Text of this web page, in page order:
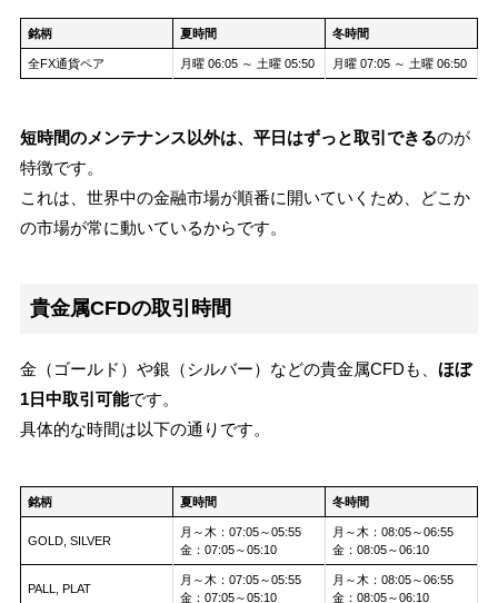
銘柄 夏時間 冬時間
全FX通貨ペア 月曜 06:05 ～ 土曜 05:50 月曜 07:05 ～ 土曜 06:50
短時間のメンテナンス以外は、平日はずっと取引できるのが
特徴です。
これは、世界中の金融市場が順番に開いていくため、どこか
の市場が常に動いているからです。
貴金属CFDの取引時間
金（ゴールド）や銀（シルバー）などの貴金属CFDも、 ほぼ
1日中取引可能です。
具体的な時間は以下の通りです。
銘柄 夏時間 冬時間
GOLD, SILVER
月～木：07:05～05:55
金：07:05～05:10
月～木：08:05～06:55
金：08:05～06:10
PALL, PLAT
月～木：07:05～05:55
金：07:05～05:10
月～木：08:05～06:55
金：08:05～06:10